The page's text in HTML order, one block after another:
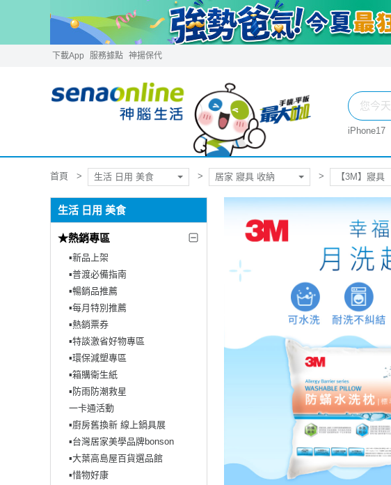
下載App 服務據點 神揚保代
iPhone17
首頁 生活 日用 美食 居家 寢具 收納 【3M】寢具
生活 日用 美食
★熱銷專區
▪︎新品上架
▪︎普渡必備指南
▪︎暢銷品推薦
▪︎每月特別推薦
▪︎熱銷票券
▪︎特談激省好物專區
▪︎環保減塑專區
▪︎箱購衛生紙
▪︎防雨防潮救星
一卡通活動
▪︎廚房舊換新 線上鍋具展
▪︎台灣居家美學品牌bonson
▪︎大葉高島屋百貨選品館
▪︎惜物好康